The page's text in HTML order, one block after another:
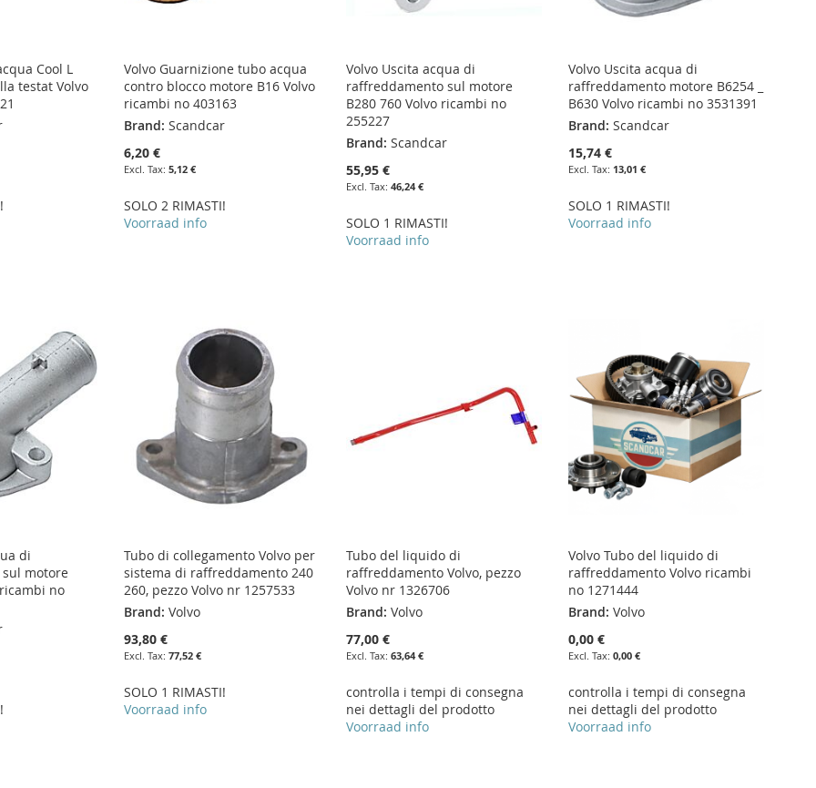
Cool L
testat Volvo
Volvo Guarnizione tubo acqua
contro blocco motore B16 Volvo
ricambi no 403163
Brand: Scandcar
6,20 €
5,12 €
SOLO 2 RIMASTI!
Voorraad info
Volvo Uscita acqua di
raffreddamento sul motore
B280 760 Volvo ricambi no
255227
Brand: Scandcar
55,95 €
46,24 €
SOLO 1 RIMASTI!
Voorraad info
Volvo Uscita acqua di
raffreddamento motore B6254 _
B630 Volvo ricambi no 3531391
Brand: Scandcar
15,74 €
13,01 €
SOLO 1 RIMASTI!
Voorraad info
di
motore
no
Tubo di collegamento Volvo per
sistema di raffreddamento 240
260, pezzo Volvo nr 1257533
Brand: Volvo
93,80 €
77,52 €
SOLO 1 RIMASTI!
Voorraad info
Tubo del liquido di
raffreddamento Volvo, pezzo
Volvo nr 1326706
Brand: Volvo
77,00 €
63,64 €
controlla i tempi di consegna
nei dettagli del prodotto
Voorraad info
Volvo Tubo del liquido di
raffreddamento Volvo ricambi
no 1271444
Brand: Volvo
0,00 €
0,00 €
controlla i tempi di consegna
nei dettagli del prodotto
Voorraad info